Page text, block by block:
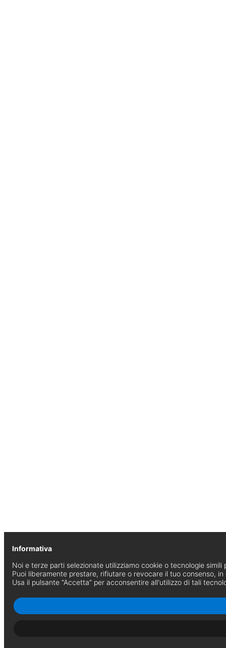
Informativa
Noi e terze parti selezionate utilizziamo cookie o tecnologie
Puoi liberamente prestare, rifiutare o revocare il tuo consenso, in
Usa il pulsante “Accetta” per acconsentire all'utilizzo di tali